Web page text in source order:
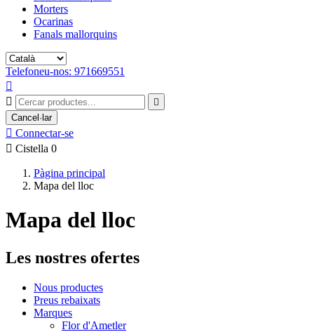
Morters
Ocarinas
Fanals mallorquins
Telefoneu-nos: 971669551



Cancel·lar
 Connectar-se
 Cistella 0
Pàgina principal
Mapa del lloc
Mapa del lloc
Les nostres ofertes
Nous productes
Preus rebaixats
Marques
Flor d'Ametler